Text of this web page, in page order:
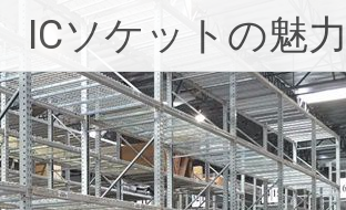
テ
ン
ツ
へ
ス
キ
ICソケットの魅